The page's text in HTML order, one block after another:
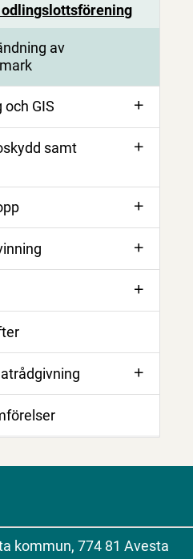
odlingslottsförening
av
GIS
samt
kommun, 774 81 Avesta